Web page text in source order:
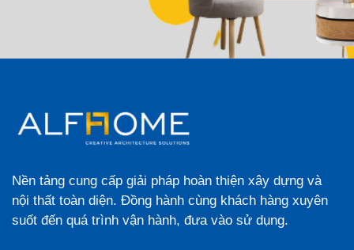
Nền tảng cung cấp giải pháp hoàn thiện xây dựng và
nội thất toàn diện. Đồng hành cùng khách hàng xuyên
suốt đến quá trình vận hành, đưa vào sử dụng.